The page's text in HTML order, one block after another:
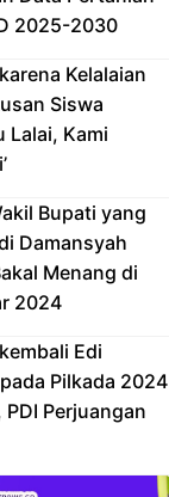
2025-2030
Kelalaian
Siswa
Lalai, Kami
Bupati yang
Damansyah
Menang di
2024
Edi
Pilkada 2024
Perjuangan